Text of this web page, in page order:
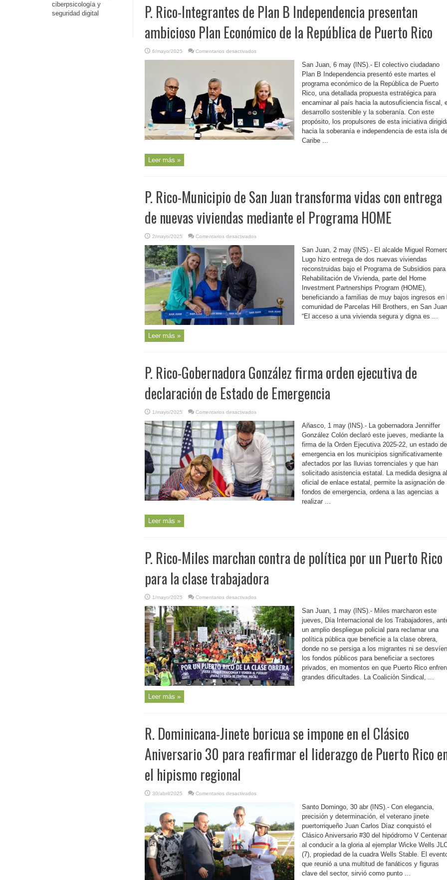
P. Rico-Integrantes de Plan B Independencia presentan
ambicioso Plan Económico de la República de Puerto Rico
6/mayo/2025 Comentarios desactivados
Rico-
B
Independencia
presentan
ambicioso
Plan
Económico
de
la
República
Puerto
San Juan, 6 may (INS).- El colectivo ciudadano
Plan B Independencia presentó este martes el
programa económico de la República de Puerto
Rico, una detallada propuesta estratégica para
encaminar al país hacia la autosuficiencia fiscal,
desarrollo sostenible y la soberanía. Con este
propósito, los propulsores de esta iniciativa
hacia la soberanía e independencia de esta isla
Caribe ...
Leer más »
P. Rico-Municipio de San Juan transforma vidas con entrega
de nuevas viviendas mediante el Programa HOME
2/mayo/2025 Comentarios desactivados
Rico-
vidas
entrega
viviendas
mediante
el
San Juan, 2 may (INS).- El alcalde Miguel
Lugo hizo entrega de dos nuevas viviendas
reconstruidas bajo el Programa de Subsidios para
Rehabilitación de Vivienda, parte del Home
Investment Partnerships Program (HOME),
beneficiando a familias de muy bajos ingresos en
comunidad de Parcelas Hill Brothers, en San
“El acceso a una vivienda segura y digna es ...
Leer más »
P. Rico-Gobernadora González firma orden ejecutiva de
declaración de Estado de Emergencia
1/mayo/2025 Comentarios desactivados
Rico-
Gobernadora
González
firma
orden
ejecutiva
de
declaración
de
Estado
de
Emergencia
Añasco, 1 may (INS).- La gobernadora Jenniffer
González Colón declaró este jueves, mediante la
firma de la Orden Ejecutiva 2025-22, un estado de
emergencia en los municipios significativamente
afectados por las lluvias torrenciales y que han
solicitado asistencia estatal. La medida designa al
oficial de enlace estatal, permite la asignación de
fondos de emergencia, ordena a las agencias a
realizar ...
Leer más »
P. Rico-Miles marchan contra de política por un Puerto Rico
para la clase trabajadora
1/mayo/2025 Comentarios desactivados
Rico-
Miles
marchan
contra
de
política
por
un
Puerto
Rico
para
la
clase
trabajadora
San Juan, 1 may (INS).- Miles marcharon este
jueves, Día Internacional de los Trabajadores,
un amplio despliegue policial para reclamar una
política pública que beneficie a la clase obrera,
donde no se persiga a los migrantes ni se desvíen
los fondos públicos para beneficiar a sectores
privados, en momentos en que Puerto Rico
grandes dificultades. La Coalición Sindical, ...
Leer más »
R. Dominicana-Jinete boricua se impone en el Clásico
Aniversario 30 para reafirmar el liderazgo de Puerto Rico
el hipismo regional
30/abril/2025 Comentarios desactivados
se
impone
en
el
Clásico
Aniversario
30
para
reafirmar
el
liderazgo
Santo Domingo, 30 abr (INS).- Con elegancia,
precisión y determinación, el veterano jinete
puertorriqueño Juan Carlos Díaz conquistó el
Clásico Aniversario #30 del hipódromo V
al conducir a la gloria al ejemplar Wicke Wells
(7), propiedad de la cuadra Wells Stable. El
que reunió a una multitud de fanáticos y figuras
clave del sector, sirvió como punto ...
ciberpsicología y
seguridad digital